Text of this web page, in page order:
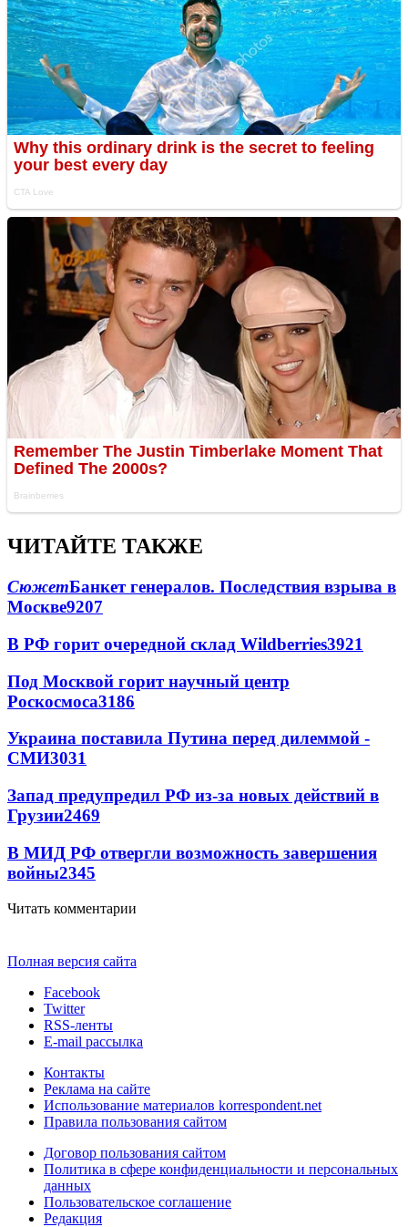
ЧИТАЙТЕ ТАКЖЕ
СюжетБанкет генералов. Последствия взрыва в
Москве9207
В РФ горит очередной склад Wildberries3921
Под Москвой горит научный центр
Роскосмоса3186
Украина поставила Путина перед дилеммой -
СМИ3031
Запад предупредил РФ из-за новых действий в
Грузии2469
В МИД РФ отвергли возможность завершения
войны2345
Читать комментарии
Полная версия сайта
Facebook
Twitter
RSS-ленты
E-mail рассылка
Контакты
Реклама на сайте
Использование материалов korrespondent.net
Правила пользования сайтом
Договор пользования сайтом
Политика в сфере конфиденциальности и персональных
данных
Пользовательское соглашение
Редакция